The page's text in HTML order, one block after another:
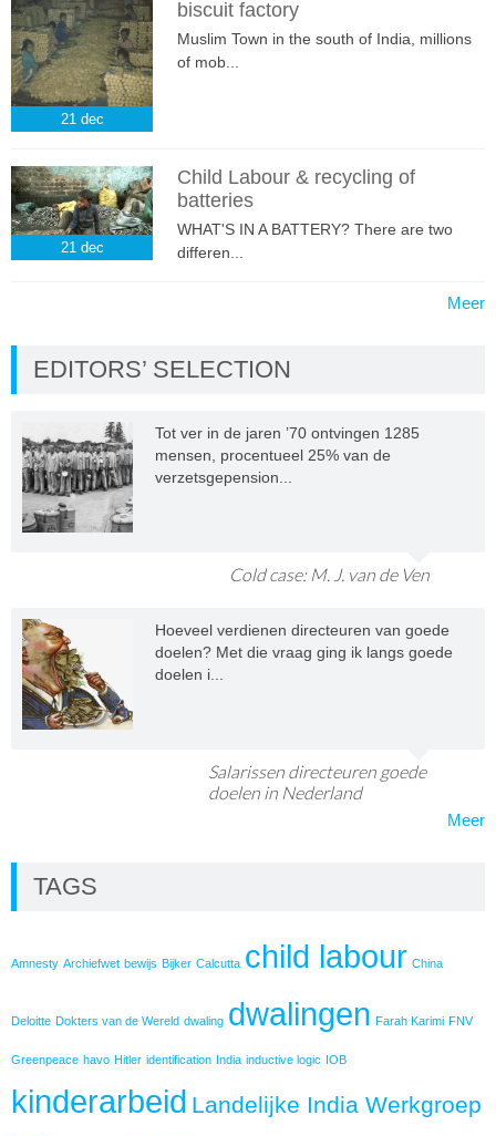
21 dec
biscuit factory
Muslim Town in the south of India, millions
of mob...
21 dec
Child Labour & recycling of
batteries
WHAT'S IN A BATTERY? There are two
differen...
Meer
EDITORS’ SELECTION
Tot ver in de jaren ’70 ontvingen 1285
mensen, procentueel 25% van de
verzetsgepension...
Cold case: M. J. van de Ven
Hoeveel verdienen directeuren van goede
doelen? Met die vraag ging ik langs goede
doelen i...
Salarissen directeuren goede
doelen in Nederland
Meer
TAGS
Amnesty Archiefwet bewijs Bijker Calcutta child labour China
Deloitte Dokters van de Wereld dwaling dwalingen Farah Karimi FNV
Greenpeace havo Hitler identification India inductive logic IOB
kinderarbeid Landelijke India Werkgroep